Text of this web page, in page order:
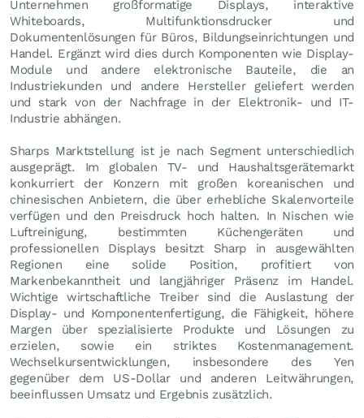
Unternehmen großformatige Displays, interaktive
Whiteboards, Multifunktionsdrucker und
Dokumentenlösungen für Büros, Bildungseinrichtungen und
Handel. Ergänzt wird dies durch Komponenten wie Display-
Module und andere elektronische Bauteile, die an
Industriekunden und andere Hersteller geliefert werden
und stark von der Nachfrage in der Elektronik- und IT-
Industrie abhängen.
Sharps Marktstellung ist je nach Segment unterschiedlich
ausgeprägt. Im globalen TV- und Haushaltsgerätemarkt
konkurriert der Konzern mit großen koreanischen und
chinesischen Anbietern, die über erhebliche Skalenvorteile
verfügen und den Preisdruck hoch halten. In Nischen wie
Luftreinigung, bestimmten Küchengeräten und
professionellen Displays besitzt Sharp in ausgewählten
Regionen eine solide Position, profitiert von
Markenbekanntheit und langjähriger Präsenz im Handel.
Wichtige wirtschaftliche Treiber sind die Auslastung der
Display- und Komponentenfertigung, die Fähigkeit, höhere
Margen über spezialisierte Produkte und Lösungen zu
erzielen, sowie ein striktes Kostenmanagement.
Wechselkursentwicklungen, insbesondere des Yen
gegenüber dem US-Dollar und anderen Leitwährungen,
beeinflussen Umsatz und Ergebnis zusätzlich.